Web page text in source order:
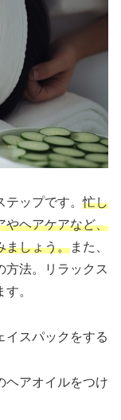
テップです。忙し
やヘアケアなど、
ましょう。また、
方法。リラックス
。
イスパックをする
ヘアオイルをつけ